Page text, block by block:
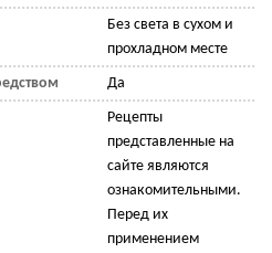
Без света в сухом и
прохладном месте
Да
Рецепты
представленные на
сайте являются
ознакомительными.
Перед их
применением